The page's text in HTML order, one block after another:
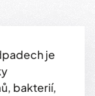
je
bakterií,